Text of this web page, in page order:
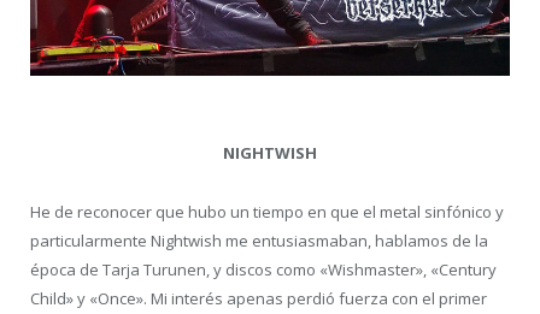
NIGHTWISH
He de reconocer que hubo un tiempo en que el metal sinfónico y
particularmente Nightwish me entusiasmaban, hablamos de la
época de Tarja Turunen, y discos como «Wishmaster», «Century
Child» y «Once». Mi interés apenas perdió fuerza con el primer